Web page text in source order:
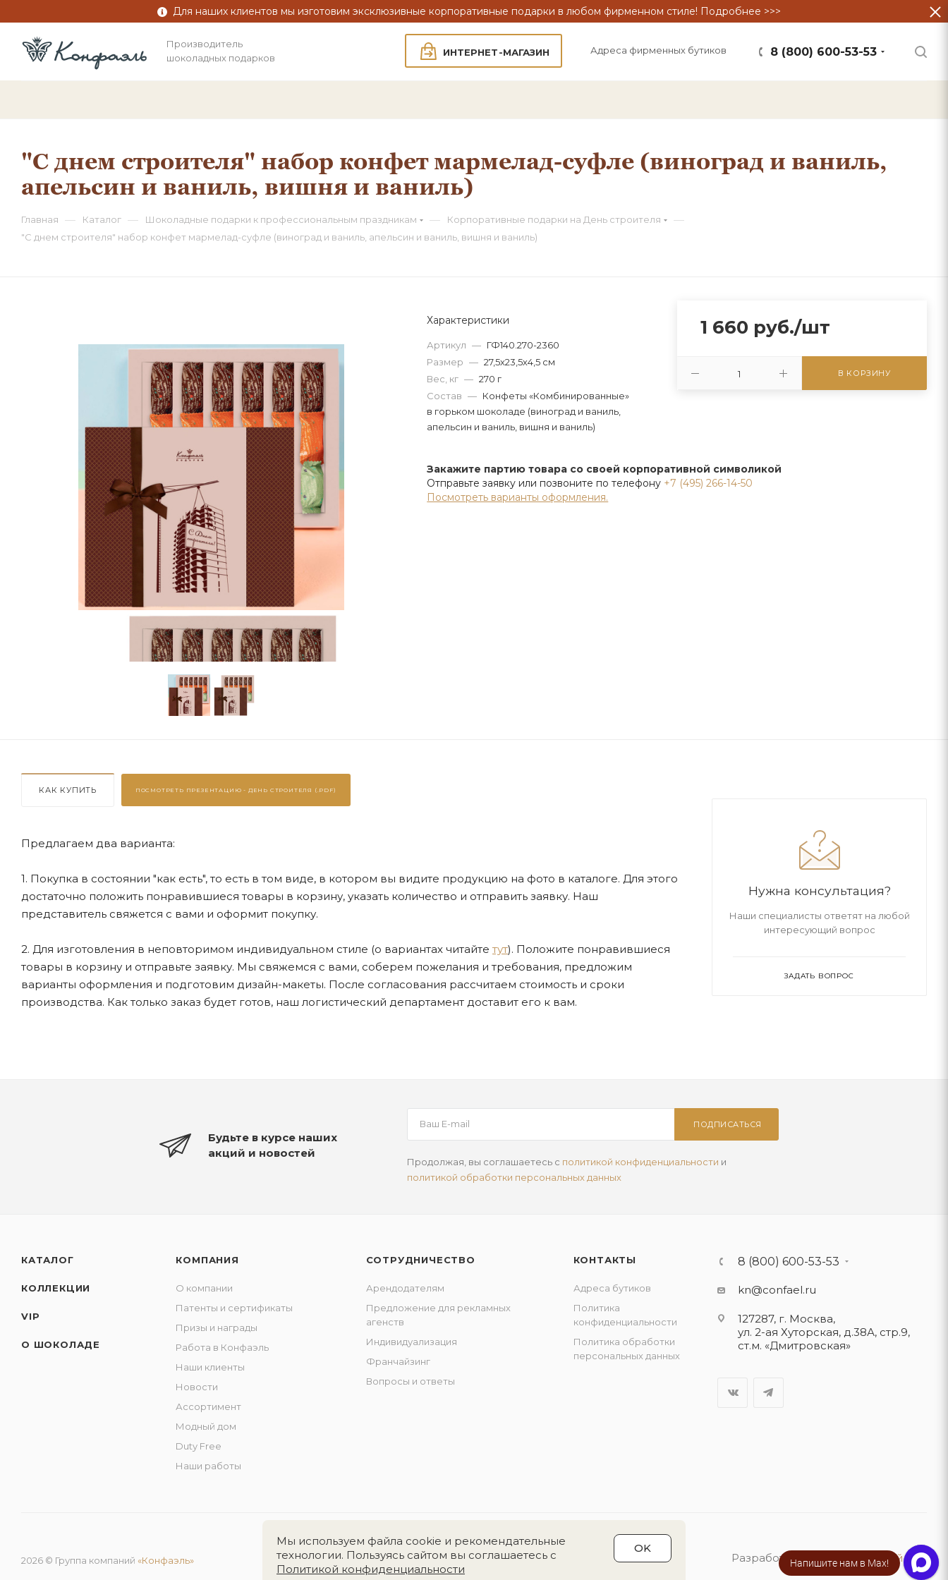
Для наших клиентов мы изготовим эксклюзивные корпоративные подарки в любом фирменном стиле! Подробнее >>>
Производитель
шоколадных подарков
8 (800) 600-53-53
ИНТЕРНЕТ-МАГАЗИН Адреса фирменных бутиков
"С днем строителя" набор конфет мармелад-суфле (виноград и ваниль,
апельсин и ваниль, вишня и ваниль)
Главная — Каталог — Шоколадные подарки к профессиональным праздникам — Корпоративные подарки на День строителя —
"С днем строителя" набор конфет мармелад-суфле (виноград и ваниль, апельсин и ваниль, вишня и ваниль)
Характеристики
Артикул — ГФ140.270-2360
Размер — 27,5х23,5х4,5 см
Вес, кг — 270 г
Состав — Конфеты «Комбинированные»
в горьком шоколаде (виноград и ваниль,
апельсин и ваниль, вишня и ваниль)
1 660 руб./шт
В КОРЗИНУ
Закажите партию товара со своей корпоративной символикой
Отправьте заявку или позвоните по телефону +7 (495) 266-14-50
Посмотреть варианты оформления.
КАК КУПИТЬ ПОСМОТРЕТЬ ПРЕЗЕНТАЦИЮ - ДЕНЬ СТРОИТЕЛЯ (.PDF)
Предлагаем два варианта:
1. Покупка в состоянии "как есть", то есть в том виде, в котором вы видите продукцию на фото в каталоге. Для этого
достаточно положить понравившиеся товары в корзину, указать количество и отправить заявку. Наш
представитель свяжется с вами и оформит покупку.
2. Для изготовления в неповторимом индивидуальном стиле (о вариантах читайте тут). Положите понравившиеся
товары в корзину и отправьте заявку. Мы свяжемся с вами, соберем пожелания и требования, предложим
варианты оформления и подготовим дизайн-макеты. После согласования рассчитаем стоимость и сроки
производства. Как только заказ будет готов, наш логистический департамент доставит его к вам.
Нужна консультация?
Наши специалисты ответят на любой
интересующий вопрос
ЗАДАТЬ ВОПРОС
Будьте в курсе наших
акций и новостей
ПОДПИСАТЬСЯ
Продолжая, вы соглашаетесь с политикой конфиденциальности и
политикой обработки персональных данных
КАТАЛОГ
КОЛЛЕКЦИИ
VIP
О ШОКОЛАДЕ
КОМПАНИЯ
О компании
Патенты и сертификаты
Призы и награды
Работа в Конфаэль
Наши клиенты
Новости
Ассортимент
Модный дом
Duty Free
Наши работы
СОТРУДНИЧЕСТВО
Арендодателям
Предложение для рекламных
агенств
Индивидуализация
Франчайзинг
Вопросы и ответы
КОНТАКТЫ
Адреса бутиков
Политика
конфиденциальности
Политика обработки
персональных данных
8 (800) 600-53-53
kn@confael.ru
127287, г. Москва,
ул. 2-ая Хуторская, д.38А, стр.9,
ст.м. «Дмитровская»
Разработка сайта:«Четвёртый Рим»
2026 © Группа компаний «Конфаэль»
Мы используем файла cookie и рекомендательные
технологии. Пользуясь сайтом вы соглашаетесь с
Политикой конфиденциальности
OK
Напишите нам в Max!